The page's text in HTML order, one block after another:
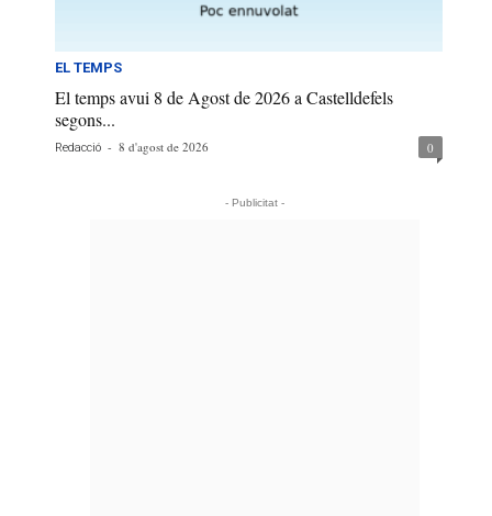
EL TEMPS
El temps avui 8 de Agost de 2026 a Castelldefels
segons...
Redacció - 8 d'agost de 2026 0
- Publicitat -